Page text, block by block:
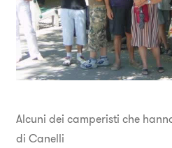
Alcuni dei camperisti che
di Canelli